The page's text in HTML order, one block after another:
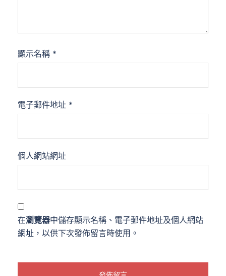
顯示名稱 *
電子郵件地址 *
個人網站網址
在瀏覽器中儲存顯示名稱、電子郵件地址及個人網站
網址，以供下次發佈留言時使用。